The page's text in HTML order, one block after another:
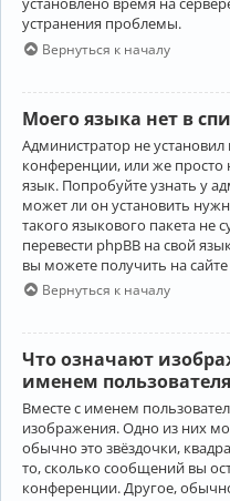
устранения проблемы.
Вернуться к началу
Моего языка нет в
Администратор не
конференции, или же просто
язык. Попробуйте узнать у
может ли он установить
такого языкового пакета не
перевести phpBB на свой
вы можете получить на сайте
Вернуться к началу
Что означают
именем
Вместе с именем
изображения. Одно из них
обычно это звёздочки,
то, сколько сообщений вы
конференции. Другое,